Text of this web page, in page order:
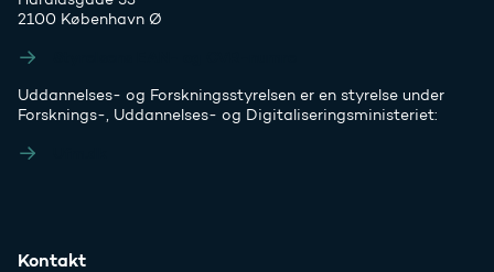
2100 København Ø
Uddannelses- og Forskningsstyrelsen er en styrelse under
Forsknings-, Uddannelses- og Digitaliseringsministeriet:
Kontakt